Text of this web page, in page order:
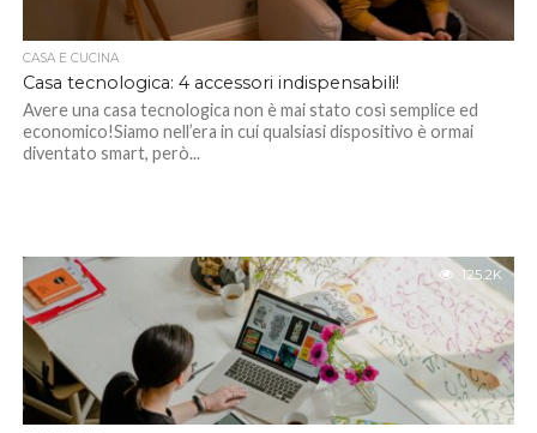
CASA E CUCINA
Casa tecnologica: 4 accessori indispensabili!
Avere una casa tecnologica non è mai stato così semplice ed
economico!Siamo nell’era in cui qualsiasi dispositivo è ormai
diventato smart, però...
125.2K